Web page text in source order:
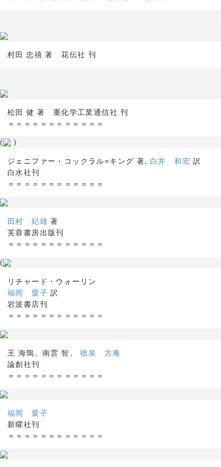
村田 忠禧 著 花伝社 刊
松田 健 著 重化学工業通信社 刊
＝＝＝＝＝＝＝＝＝＝＝＝
( )
ジェニファー・コックラル=キング 著, 白井 和宏 訳
白水社刊
＝＝＝＝＝＝＝＝＝＝＝＝
田村 紀雄 著
芙蓉書房出版刊
＝＝＝＝＝＝＝＝＝＝＝＝
(
リチャード・ウォーリン
福岡 愛子 訳
岩波書店刊
＝＝＝＝＝＝＝＝＝＝＝＝
王 海鴒、南雲 智、徳泉 方庵
論創社刊
＝＝＝＝＝＝＝＝＝＝＝＝
福岡 愛子
新曜社刊
＝＝＝＝＝＝＝＝＝＝＝＝